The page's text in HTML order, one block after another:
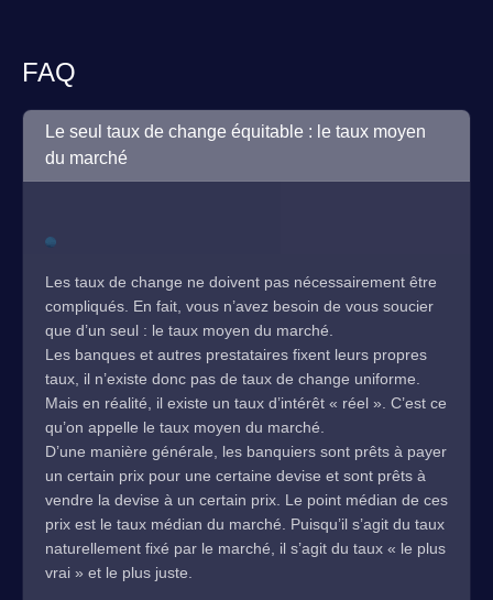
FAQ
Le seul taux de change équitable : le taux moyen
du marché
Les taux de change ne doivent pas nécessairement être
compliqués. En fait, vous n’avez besoin de vous soucier
que d’un seul : le taux moyen du marché.
Les banques et autres prestataires fixent leurs propres
taux, il n’existe donc pas de taux de change uniforme.
Mais en réalité, il existe un taux d’intérêt « réel ». C’est ce
qu’on appelle le taux moyen du marché.
D’une manière générale, les banquiers sont prêts à payer
un certain prix pour une certaine devise et sont prêts à
vendre la devise à un certain prix. Le point médian de ces
prix est le taux médian du marché. Puisqu’il s’agit du taux
naturellement fixé par le marché, il s’agit du taux « le plus
vrai » et le plus juste.